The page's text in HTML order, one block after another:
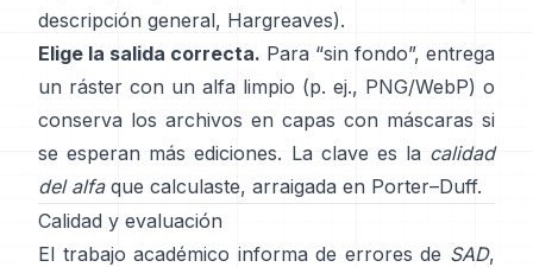
descripción general, Hargreaves).
Elige la salida correcta. Para “sin fondo”, entrega
un ráster con un alfa limpio (p. ej., PNG/WebP) o
conserva los archivos en capas con máscaras si
se esperan más ediciones. La clave es la calidad
del alfaque calculaste, arraigada en Porter–Duff.
Calidad y evaluación
El trabajo académico informa de errores de SAD,